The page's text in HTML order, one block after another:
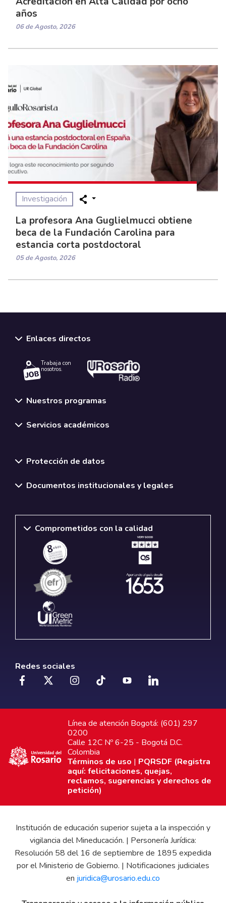
años
06 de Agosto, 2026
Investigación
La profesora Ana Guglielmucci obtiene
beca de la Fundación Carolina para
estancia corta postdoctoral
05 de Agosto, 2026
Enlaces directos
Trabaja con
nosotros.
Nuestros programas
Servicios académicos
Protección de datos
Documentos institucionales y legales
Comprometidos con la calidad
Redes sociales
Línea de atención Bogotá: (601) 297
0200
Calle 12C Nº 6-25 - Bogotá D.C.
Colombia
Términos de uso | PQRSDF (Registra
aquí: felicitaciones, quejas,
reclamos, sugerencias y derechos de
petición)
Institución de educación superior sujeta a la inspección y
vigilancia del Mineducación. | Personería Jurídica:
Resolución 58 del 16 de septiembre de 1895 expedida
por el Ministerio de Gobierno. | Notificaciones judiciales
en juridica@urosario.edu.co